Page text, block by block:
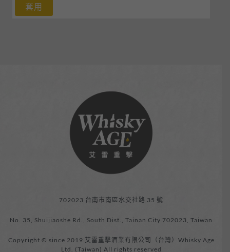
套用
702023 台南市南區水交社路 35 號
No. 35, Shuijiaoshe Rd., South Dist., Tainan City 702023, Taiwan
Copyright © since 2019 艾雷重擊酒業有限公司（台灣）Whisky Age
Ltd. (Taiwan) All rights reserved